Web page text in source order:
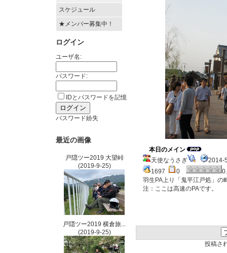
スケジュール
★メンバー募集中！
ログイン
ユーザ名:
パスワード:
IDとパスワードを記憶
パスワード紛失
最近の画像
戸隠ツー2019 大望峠
(2019-9-25)
戸隠ツー2019 横倉旅...
(2019-9-25)
本日のメイン
天使なうさぎ
1697
0
羽生PA上り「鬼平江戸処」の
注：ここは高速のPAです。
投稿さ